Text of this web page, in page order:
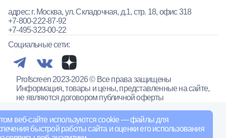
веб-сайте используются cookie — файлы для
быстрой работы сайта и оценки его использования
адрес: г. Москва, ул. Складочная, д.1, стр. 18, офис 318
+7-800-222-87-92
+7-495-323-00-22
Социальные сети:
Profscreen 2023-2026 © Все права защищены
Информация, товары и цены, представленные на сайте,
не являются договором публичной оферты